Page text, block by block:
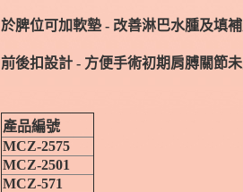
於脾位可加軟墊 - 改善淋巴水腫及填
前後扣設計 - 方便手術初期肩膊關節
產品編號
MCZ-2575
MCZ-2501
MCZ-571